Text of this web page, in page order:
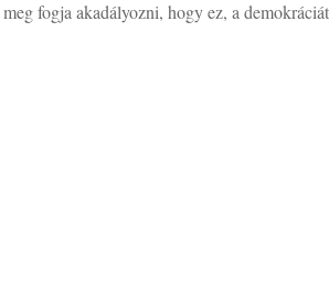
fogja akadályozni, hogy ez, a demokráciát